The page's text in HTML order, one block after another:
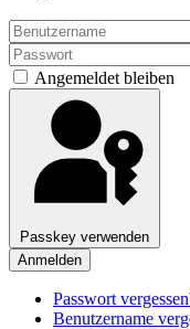
Angemeldet bleiben
Passkey verwenden
Anmelden
Passwort
Benutzername